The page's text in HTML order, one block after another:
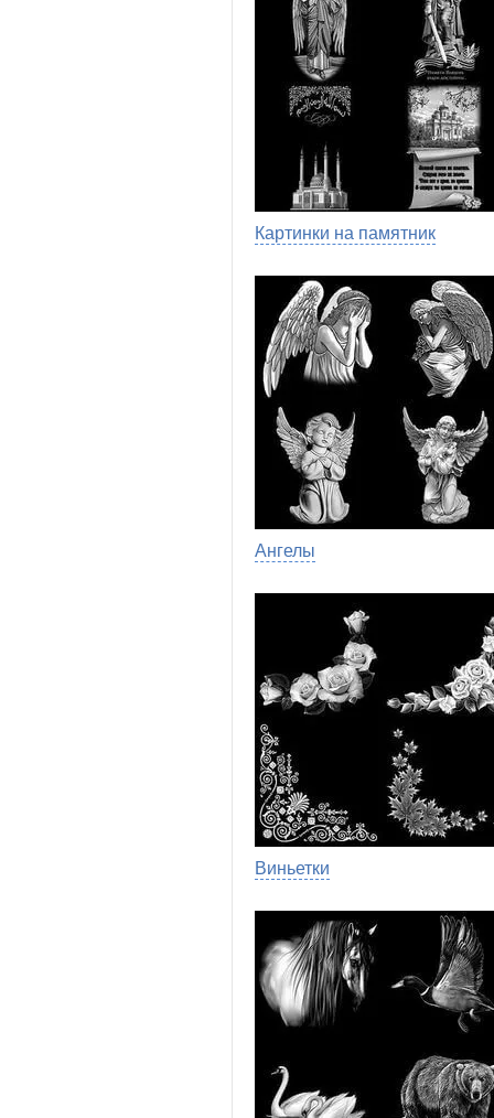
Картинки на памятник
Ангелы
Виньетки